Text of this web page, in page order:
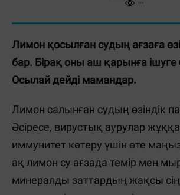
Лимон қосылған судың ағзаға
бар. Бірақ оны аш қарынға
Осылай дейді мамандар.
Лимон салынған судың өзіндік
Әсіресе, вирустық аурулар
иммунитет көтеру үшін өте
ақ лимон су ағзада темір мен
минералды заттардың жақсы